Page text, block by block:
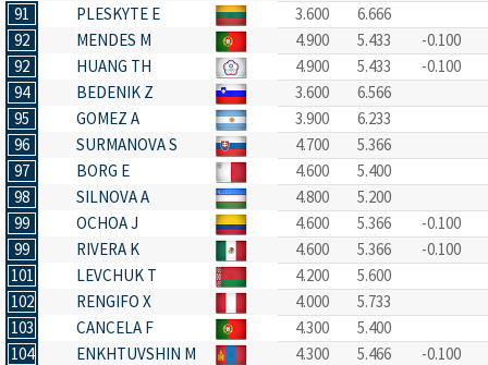
91
PLESKYTE E 3.600
6.666
92
MENDES M 4.900 5.433
-0.100
92
HUANG TH 4.900 5.433
-0.100
94
BEDENIK Z 3.600
6.566
95
GOMEZ A 3.900
6.233
96
SURMANOVA S 4.700
5.366
97
BORG E 4.600
5.400
98
SILNOVA A 4.800
5.200
99
OCHOA J 4.600 5.366
-0.100
99
RIVERA K 4.600 5.366
-0.100
101
LEVCHUK T 4.200
5.600
102
RENGIFO X 4.000
5.733
103
CANCELA F 4.300
5.400
104
ENKHTUVSHIN M 4.300 5.466
-0.100